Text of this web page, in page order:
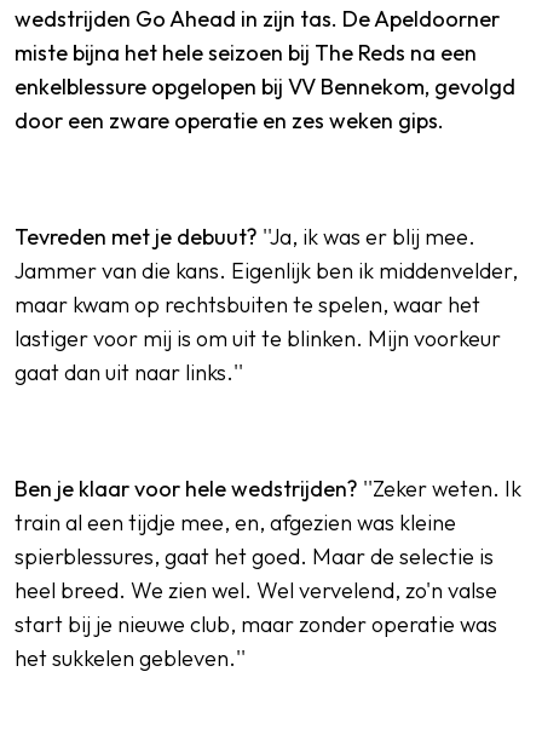
wedstrijden Go Ahead in zijn tas. De Apeldoorner
miste bijna het hele seizoen bij The Reds na een
enkelblessure opgelopen bij VV Bennekom, gevolgd
door een zware operatie en zes weken gips.
Tevreden met je debuut? ''Ja, ik was er blij mee.
Jammer van die kans. Eigenlijk ben ik middenvelder,
maar kwam op rechtsbuiten te spelen, waar het
lastiger voor mij is om uit te blinken. Mijn voorkeur
gaat dan uit naar links.''
Ben je klaar voor hele wedstrijden? ''Zeker weten. Ik
train al een tijdje mee, en, afgezien was kleine
spierblessures, gaat het goed. Maar de selectie is
heel breed. We zien wel. Wel vervelend, zo'n valse
start bij je nieuwe club, maar zonder operatie was
het sukkelen gebleven.''